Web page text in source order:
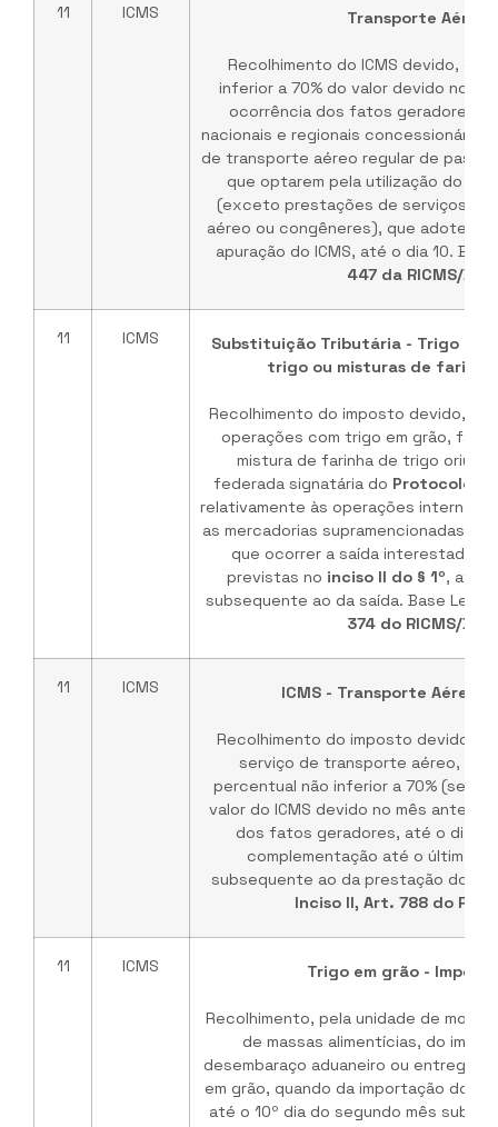
11 ICMS Transporte Aéreo
Recolhimento do ICMS devido, em
inferior a 70% do valor devido no
ocorrência dos fatos geradores,
nacionais e regionais concessionárias
de transporte aéreo regular de
que optarem pela utilização do
(exceto prestações de serviços
aéreo ou congêneres), que adotem
apuração do ICMS, até o dia 10.
447 da RICMS/BA
11 ICMS
Substituição Tributária - Trigo em
trigo ou misturas de
Recolhimento do imposto devido,
operações com trigo em grão,
mistura de farinha de trigo
federada signatária do Protocolo
relativamente às operações internas
as mercadorias supramencionadas, e
que ocorrer a saída interestadual,
previstas no inciso II do § 1º, até
subsequente ao da saída. Base Legal:
374 do RICMS/BA
11 ICMS ICMS - Transporte Aéreo
Recolhimento do imposto devido
serviço de transporte aéreo,
percentual não inferior a 70%
valor do ICMS devido no mês
dos fatos geradores, até o dia 10
complementação até o último
subsequente ao da prestação do
Inciso II, Art. 788 do
11 ICMS Trigo em grão -
Recolhimento, pela unidade de
de massas alimentícias, do
desembaraço aduaneiro ou entrega
em grão, quando da importação do
até o 10º dia do segundo mês